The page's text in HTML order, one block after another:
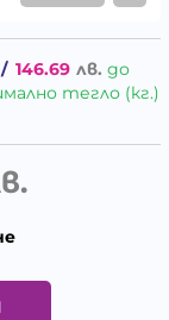
/ 146.69 лв. до
тегло (кг.)